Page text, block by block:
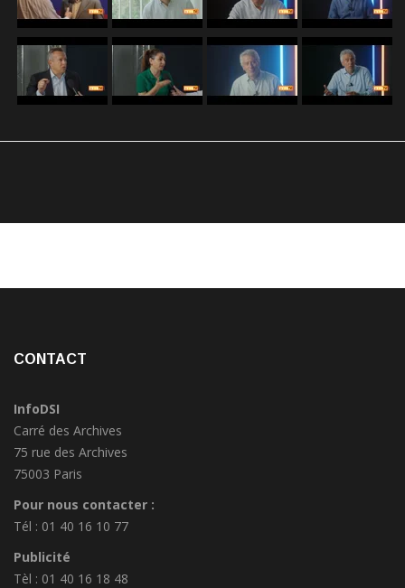
CONTACT
InfoDSI
Carré des Archives
75 rue des Archives
75003 Paris
Pour nous contacter :
Tél : 01 40 16 10 77
Publicité
Tèl : 01 40 16 18 48